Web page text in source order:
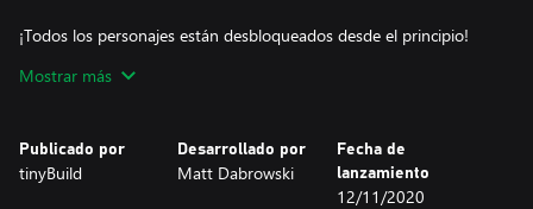
¡Todos los personajes están desbloqueados desde el principio!
personajes con tus personajes personalizados!
Mostrar más
Publicado por
tinyBuild
Desarrollado por
Matt Dabrowski
Fecha de
lanzamiento
12/11/2020